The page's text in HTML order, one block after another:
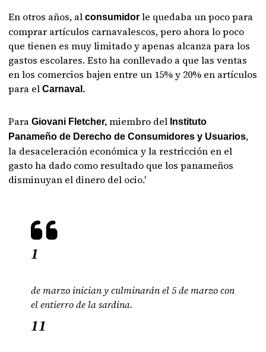
En otros años, alconsumidor le quedaba un poco para
comprar artículos carnavalescos, pero ahora lo poco
que tienen es muy limitado y apenas alcanza para los
gastos escolares. Esto ha conllevado a que las ventas
en los comercios bajen entre un 15% y 20% en artículos
para elCarnaval.
ParaGiovani Fletcher,miembro del Instituto
Panameño de Derecho de Consumidores y Usuarios,
la desaceleración económica y la restricción en el
gasto ha dado como resultado que los panameños
disminuyan el dinero del ocio.'
1
de marzo inician y culminarán el 5 de marzo con
el entierro de la sardina.
11